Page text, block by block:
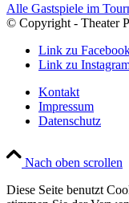
Alle Gastspiele im
© Copyright - Theater
Link zu
Link zu
Kontakt
Impressum
Datenschutz
Nach oben scrollen
Diese Seite benutzt